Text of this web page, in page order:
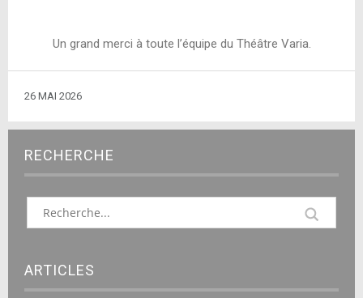
Un grand merci à toute l’équipe du Théâtre Varia.
26 MAI 2026
RECHERCHE
ARTICLES